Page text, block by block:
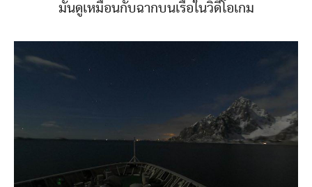
มันดูเหมือนกับฉากบนเรือในวิดีโอเกม